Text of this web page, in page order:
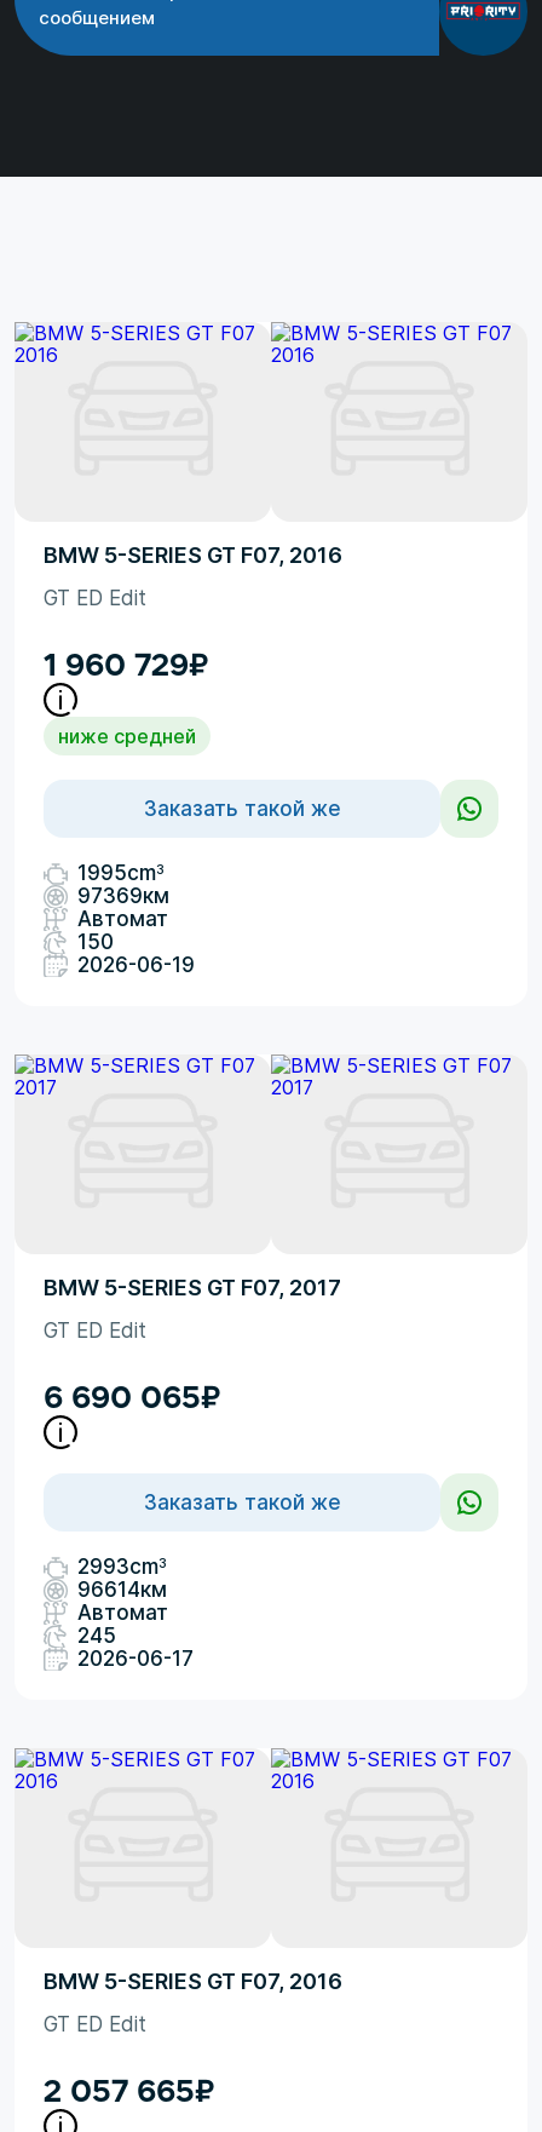
сообщением
BMW 5-SERIES GT F07, 2016
GT ED Edit
1 960 729₽
ниже средней
Заказать такой же
1995cm3
97369км
Автомат
150
2026-06-19
BMW 5-SERIES GT F07, 2017
GT ED Edit
6 690 065₽
Заказать такой же
2993cm3
96614км
Автомат
245
2026-06-17
BMW 5-SERIES GT F07, 2016
GT ED Edit
2 057 665₽